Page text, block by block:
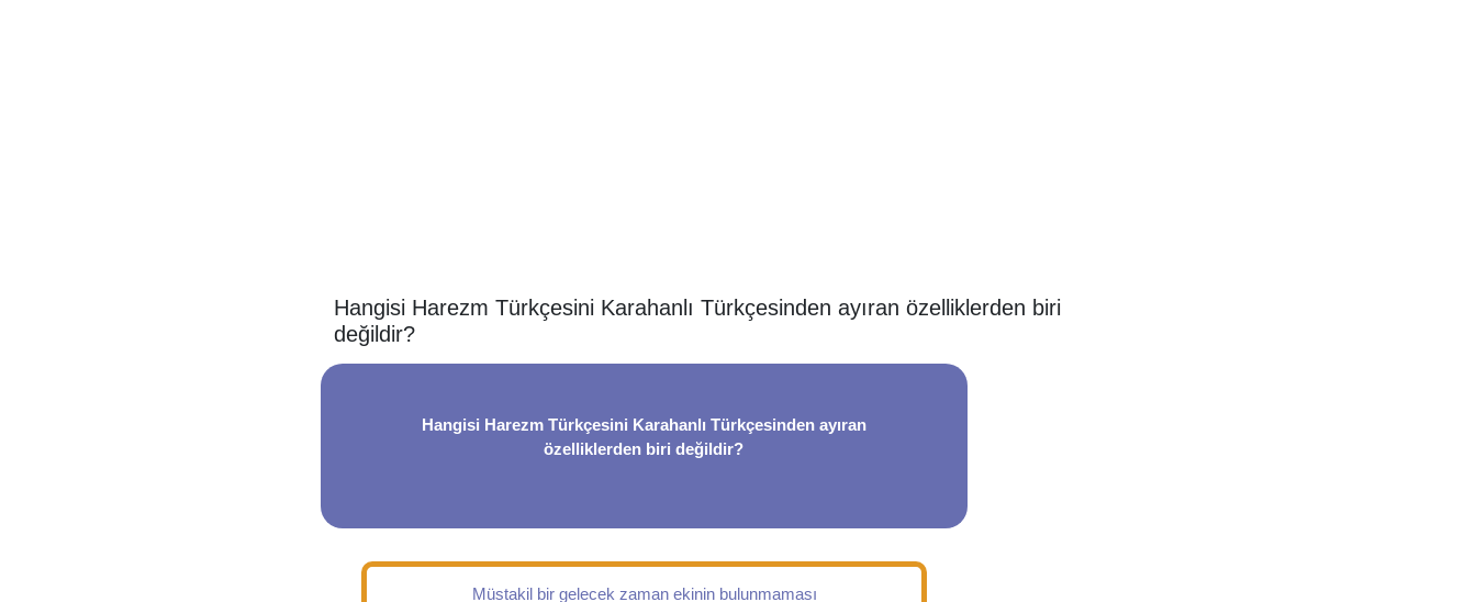
Hangisi Harezm Türkçesini Karahanlı Türkçesinden ayıran özelliklerden biri
değildir?
Hangisi Harezm Türkçesini Karahanlı Türkçesinden ayıran
özelliklerden biri değildir?
Müstakil bir gelecek zaman ekinin bulunmaması